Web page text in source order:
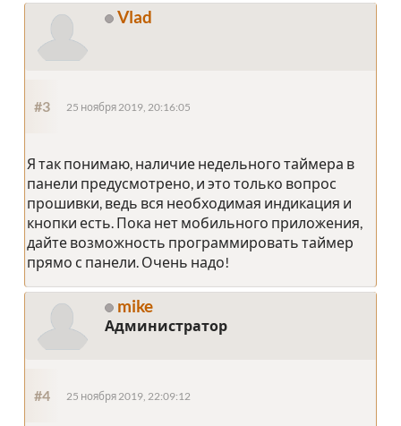
Vlad
#3 25 ноября 2019, 20:16:05
Я так понимаю, наличие недельного таймера в
панели предусмотрено, и это только вопрос
прошивки, ведь вся необходимая индикация и
кнопки есть. Пока нет мобильного приложения,
дайте возможность программировать таймер
прямо с панели. Очень надо!
mike
Администратор
#4 25 ноября 2019, 22:09:12